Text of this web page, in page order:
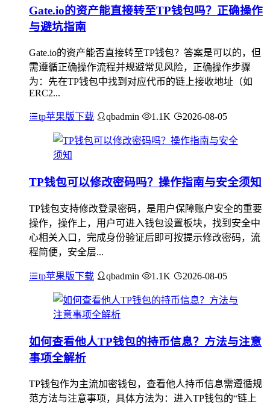
Gate.io的资产能直接转至TP钱包吗？正确操作
与避坑指南
Gate.io的资产能否直接转至TP钱包？答案是可以的，但
需遵循正确操作流程并规避常见风险，正确操作步骤
为：先在TP钱包中找到对应代币的链上接收地址（如
ERC2...
tp苹果版下载 qbadmin 1.1K 2026-08-05
TP钱包可以修改密码吗？操作指南与安全须知
TP钱包支持修改登录密码，是用户保障账户安全的重要
操作，操作上，用户可进入钱包设置板块，找到安全中
心相关入口，完成身份验证后即可按提示修改密码，流
程简便，安全层...
tp苹果版下载 qbadmin 1.1K 2026-08-05
如何查看他人TP钱包的持币信息？方法与注意
事项全解析
TP钱包作为主流加密钱包，查看他人持币信息需遵循规
范方法与注意事项，具体方法为：进入TP钱包的“链上